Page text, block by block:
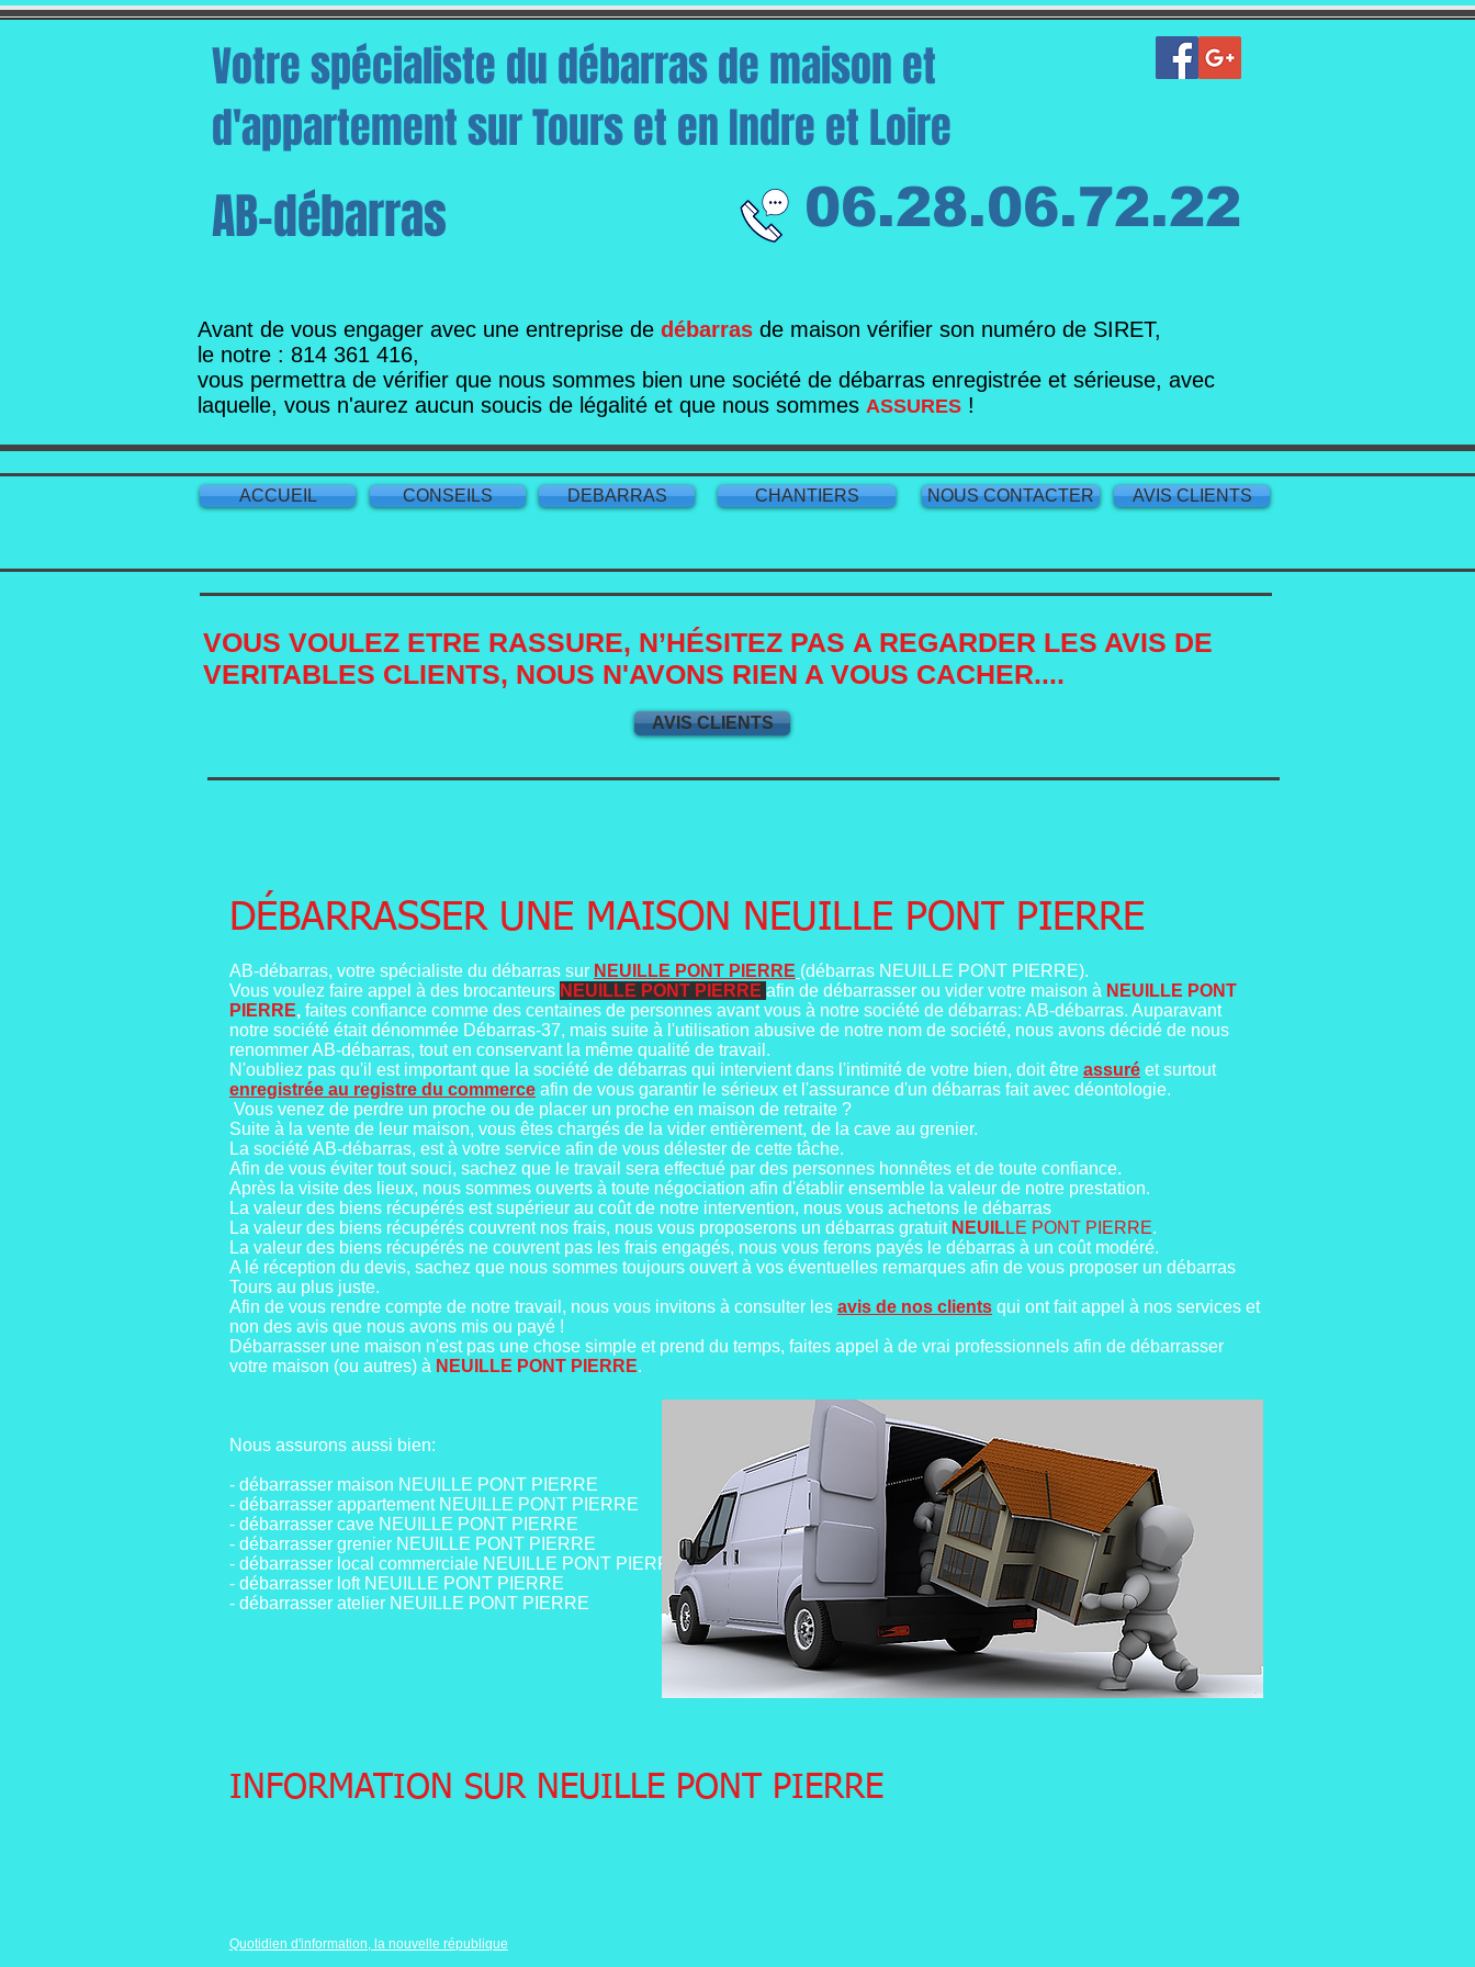
Votre spécialiste du débarras de maison et
d'appartement sur Tours et en Indre et Loire
AB-débarras 06.28.06.72.22
Avant de vous engager avec une entreprise de débarras de maison vérifier son numéro de SIRET,
le notre : 814 361 416,
vous permettra de vérifier que nous sommes bien une société de débarras enregistrée et sérieuse, avec
laquelle, vous n'aurez aucun soucis de légalité et que nous sommes ASSURES !
ACCUEIL CONSEILS DEBARRAS CHANTIERS NOUS CONTACTER AVIS CLIENTS
VOUS VOULEZ ETRE RASSURE, N’HÉSITEZ PAS A REGARDER LES AVIS DE
VERITABLES CLIENTS, NOUS N'AVONS RIEN A VOUS CACHER....
AVIS CLIENTS
DÉBARRASSER UNE MAISON NEUILLE PONT PIERRE
AB-débarras, votre spécialiste du débarras sur NEUILLE PONT PIERRE (débarras NEUILLE PONT PIERRE).
Vous voulez faire appel à des brocanteurs NEUILLE PONT PIERRE afin de débarrasser ou vider votre maison à NEUILLE PONT
PIERRE, faites confiance comme des centaines de personnes avant vous à notre société de débarras: AB-débarras. Auparavant
notre société était dénommée Débarras-37, mais suite à l'utilisation abusive de notre nom de société, nous avons décidé de nous
renommer AB-débarras, tout en conservant la même qualité de travail.
N'oubliez pas qu'il est important que la société de débarras qui intervient dans l'intimité de votre bien, doit être assuré et surtout
enregistrée au registre du commerce afin de vous garantir le sérieux et l'assurance d'un débarras fait avec déontologie.
Vous venez de perdre un proche ou de placer un proche en maison de retraite ?
Suite à la vente de leur maison, vous êtes chargés de la vider entièrement, de la cave au grenier.
La société AB-débarras, est à votre service afin de vous délester de cette tâche.
Afin de vous éviter tout souci, sachez que le travail sera effectué par des personnes honnêtes et de toute confiance.
Après la visite des lieux, nous sommes ouverts à toute négociation afin d'établir ensemble la valeur de notre prestation.
La valeur des biens récupérés est supérieur au coût de notre intervention, nous vous achetons le débarras
La valeur des biens récupérés couvrent nos frais, nous vous proposerons un débarras gratuit NEUILLE PONT PIERRE.
La valeur des biens récupérés ne couvrent pas les frais engagés, nous vous ferons payés le débarras à un coût modéré.
A lé réception du devis, sachez que nous sommes toujours ouvert à vos éventuelles remarques afin de vous proposer un débarras
Tours au plus juste.
Afin de vous rendre compte de notre travail, nous vous invitons à consulter les avis de nos clients qui ont fait appel à nos services et
non des avis que nous avons mis ou payé !
Débarrasser une maison n'est pas une chose simple et prend du temps, faites appel à de vrai professionnels afin de débarrasser
votre maison (ou autres) à NEUILLE PONT PIERRE.
Nous assurons aussi bien:
- débarrasser maison NEUILLE PONT PIERRE
- débarrasser appartement NEUILLE PONT PIERRE
- débarrasser cave NEUILLE PONT PIERRE
- débarrasser grenier NEUILLE PONT PIERRE
- débarrasser local commerciale NEUILLE PONT PIERRE
- débarrasser loft NEUILLE PONT PIERRE
- débarrasser atelier NEUILLE PONT PIERRE
INFORMATION SUR NEUILLE PONT PIERRE
Quotidien d'information, la nouvelle république